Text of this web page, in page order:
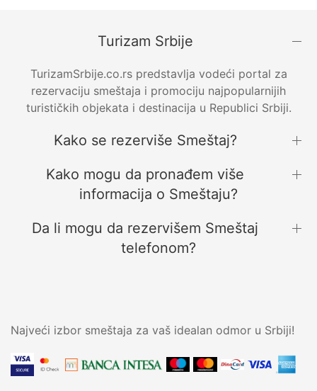
Turizam Srbije
TurizamSrbije.co.rs predstavlja vodeći portal za
rezervaciju smeštaja i promociju najpopularnijih
turističkih objekata i destinacija u Republici Srbiji.
Kako se rezerviše Smeštaj?
Kako mogu da pronađem više
informacija o Smeštaju?
Da li mogu da rezervišem Smeštaj
telefonom?
Najveći izbor smeštaja za vaš idealan odmor u Srbiji!